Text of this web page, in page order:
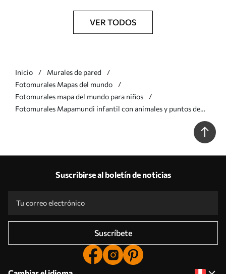
VER TODOS
Inicio
Murales de pared
Fotomurales Mapas del mundo
Fotomurales mapa del mundo para niños
Fotomurales Mapamundi infantil con animales y puntos de
Suscribirse al boletín de noticias
Suscríbete